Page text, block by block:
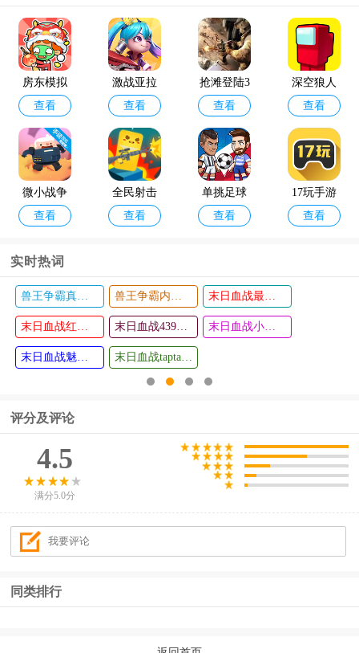
咸鱼之王
最新版本
查看
金铲铲之
战体验服
官方版202
4
查看
房东模拟
器官方正
版
查看
激战亚拉
特官方版
查看
抢滩登陆3
d手游oppo
版本
查看
深空狼人
查看
微小战争
汉化版
查看
全民射击
小游戏手
查看
单挑足球
小游戏
查看
17玩手游
平台
查看
龙珠神之
战游戏
查看
风之峰官
方正版(Wi
nd Peaks)
查看
实时热词
兽王争霸真正破解版 兽王争霸内购破解版无限购买东西2024 末日血战最新版
末日血战红包版 末日血战4399版 末日血战小米版
末日血战魅族版 末日血战taptap版
评分及评论
4.5
满分5.0分
同类排行